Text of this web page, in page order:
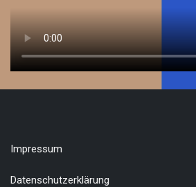
Impressum
Datenschutzerklärung